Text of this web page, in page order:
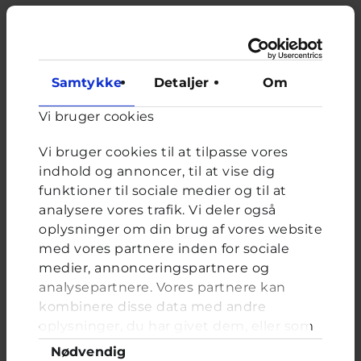
Samtykke Detaljer Om
Vi bruger cookies
Vi bruger cookies til at tilpasse vores
indhold og annoncer, til at vise dig
funktioner til sociale medier og til at
analysere vores trafik. Vi deler også
oplysninger om din brug af vores website
med vores partnere inden for sociale
medier, annonceringspartnere og
analysepartnere. Vores partnere kan
kombinere disse data med andre
oplysninger, du har givet dem, eller som
de har indsamlet fra din brug af deres
Samtykkevalg
Nødvendig
Relateret indhold
Om brevkassen
oprette et nyt spørgsmål.
Du kan stadig læse tidligere spørgsmål og svar.
Afstemning
Vil du fortælle dine forældre, hvis du har haft en
ubehagelig oplevelse på nettet?
Valgmuligheder
Måske, det kommer an på, hvad det handler om
Nej!